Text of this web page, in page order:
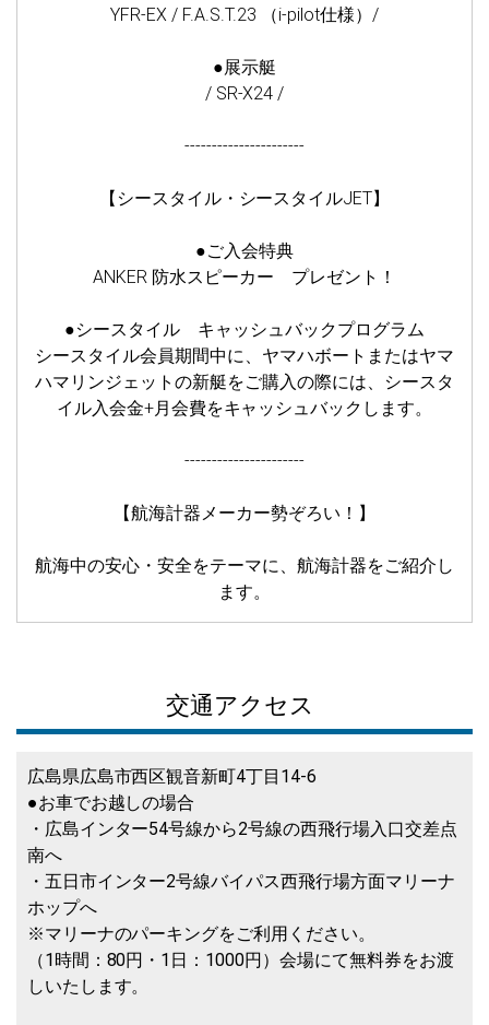
YFR-EX / F.A.S.T.23 （i-pilot仕様）/
●展示艇
/ SR-X24 /
----------------------
【シースタイル・シースタイルJET】
●ご入会特典
ANKER 防水スピーカー プレゼント！
●シースタイル キャッシュバックプログラム
シースタイル会員期間中に、ヤマハボートまたはヤマ
ハマリンジェットの新艇をご購入の際には、シースタ
イル入会金+月会費をキャッシュバックします。
----------------------
【航海計器メーカー勢ぞろい！】
航海中の安心・安全をテーマに、航海計器をご紹介し
ます。
交通アクセス
広島県広島市西区観音新町4丁目14-6
●お車でお越しの場合
・広島インター54号線から2号線の西飛行場入口交差点
南へ
・五日市インター2号線バイパス西飛行場方面マリーナ
ホップへ
※マリーナのパーキングをご利用ください。
（1時間：80円・1日：1000円）会場にて無料券をお渡
しいたします。